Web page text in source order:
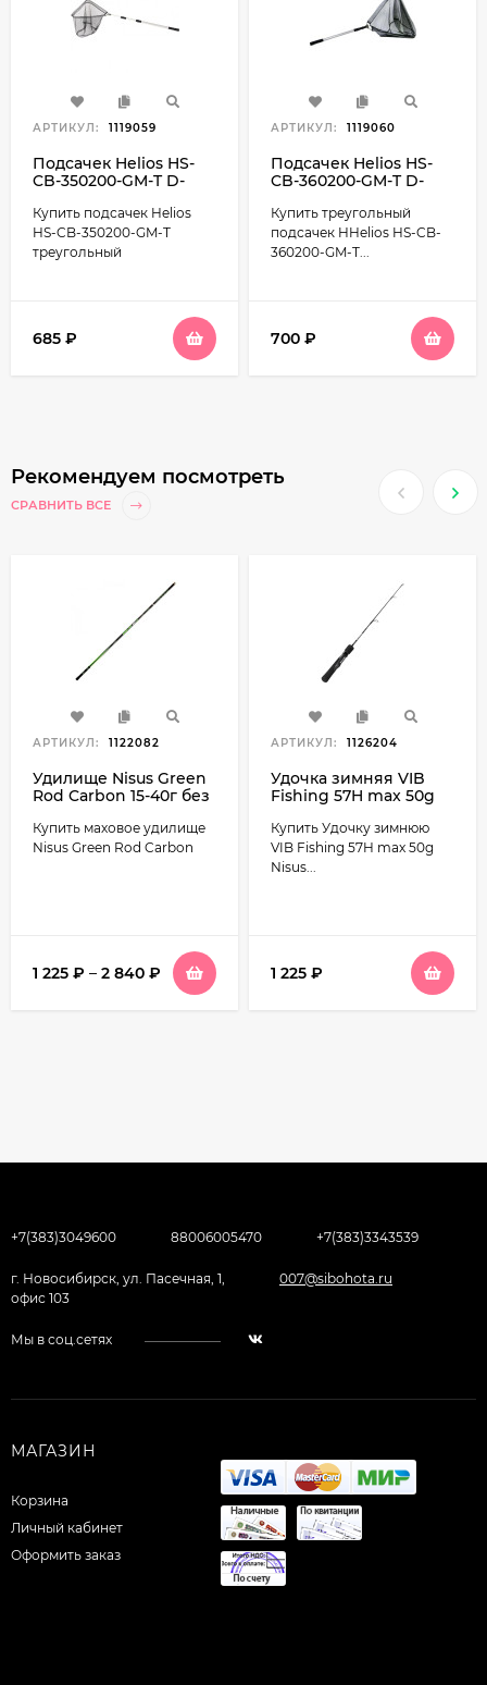
АРТИКУЛ: 1119059
Подсачек Helios HS-
CB-350200-GM-T D-
Купить подсачек Helios
HS-CB-350200-GM-T
треугольный
685 ₽
АРТИКУЛ: 1119060
Подсачек Helios HS-
CB-360200-GM-T D-
Купить треугольный
подсачек HHelios HS-CB-
360200-GM-T...
700 ₽
Рекомендуем посмотреть
СРАВНИТЬ ВСЕ
АРТИКУЛ: 1122082
Удилище Nisus Green
Rod Carbon 15-40г без
Купить маховое удилище
Nisus Green Rod Carbon
1 225 ₽ – 2 840 ₽
АРТИКУЛ: 1126204
Удочка зимняя VIB
Fishing 57H max 50g
Купить Удочку зимнюю
VIB Fishing 57H max 50g
Nisus...
1 225 ₽
+7(383)3049600 88006005470 +7(383)3343539
г. Новосибирск, ул. Пасечная, 1,
офис 103
007@sibohota.ru
Мы в соц.сетях
МАГАЗИН
Корзина
Личный кабинет
Оформить заказ